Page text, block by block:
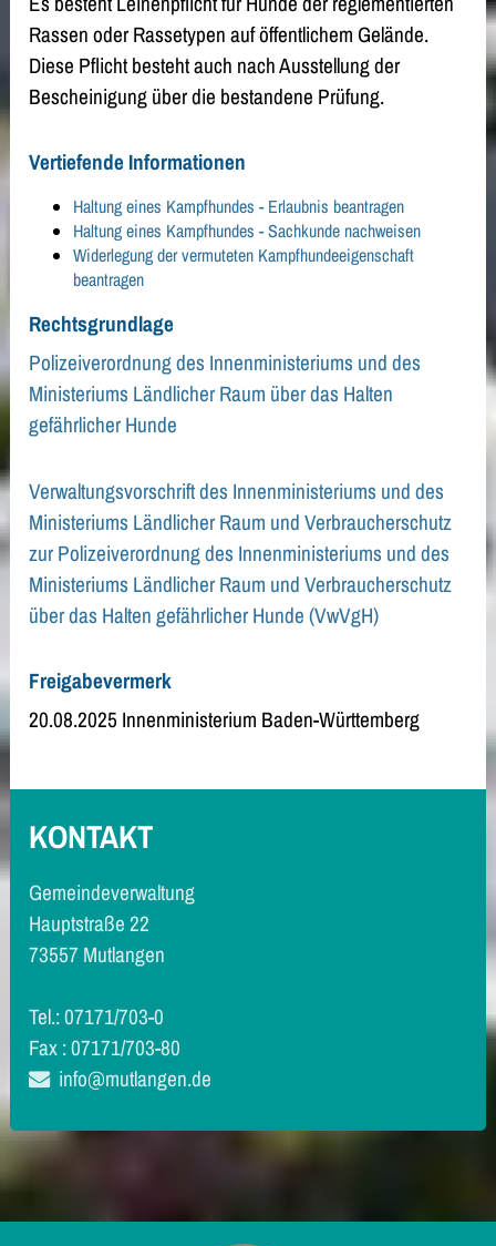
Rassen oder Rassetypen auf öffentlichem Gelände.
Diese Pflicht besteht auch nach Ausstellung der
Bescheinigung über die bestandene Prüfung.
Vertiefende Informationen
Haltung eines Kampfhundes - Erlaubnis beantragen
Haltung eines Kampfhundes - Sachkunde nachweisen
Widerlegung der vermuteten Kampfhundeeigenschaft
beantragen
Rechtsgrundlage
Polizeiverordnung des Innenministeriums und des
Ministeriums Ländlicher Raum über das Halten
gefährlicher Hunde
Verwaltungsvorschrift des Innenministeriums und des
Ministeriums Ländlicher Raum und Verbraucherschutz
zur Polizeiverordnung des Innenministeriums und des
Ministeriums Ländlicher Raum und Verbraucherschutz
über das Halten gefährlicher Hunde (VwVgH)
Freigabevermerk
20.08.2025 Innenministerium Baden-Württemberg
KONTAKT
Gemeindeverwaltung
Hauptstraße 22
73557 Mutlangen
Tel.: 07171/703-0
Fax : 07171/703-80
info@mutlangen.de